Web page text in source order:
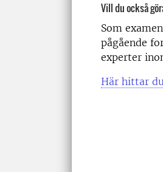
Vill du också
Som
pågående
experter
Här hittar